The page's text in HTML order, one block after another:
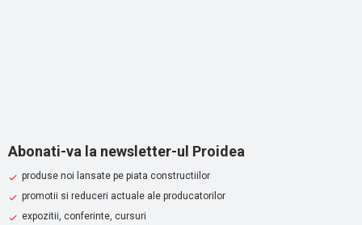
Abonati-va la newsletter-ul Proidea
produse noi lansate pe piata constructiilor
promotii si reduceri actuale ale producatorilor
expozitii, conferinte, cursuri